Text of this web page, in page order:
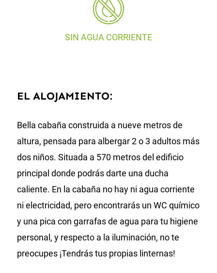
SIN AGUA CORRIENTE
EL ALOJAMIENTO:
Bella cabaña construida a nueve metros de
altura, pensada para albergar 2 o 3 adultos más
dos niños. Situada a 570 metros del edificio
principal donde podrás darte una ducha
caliente. En la cabaña no hay ni agua corriente
ni electricidad, pero encontrarás un WC químico
y una pica con garrafas de agua para tu higiene
personal, y respecto a la iluminación, no te
preocupes ¡Tendrás tus propias linternas!